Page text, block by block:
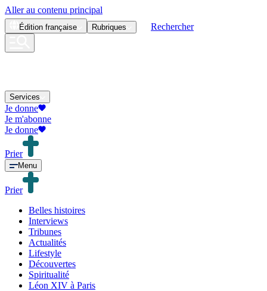
Aller au contenu principal
Édition française Rubriques Rechercher
Services
Je donne
Je m'abonne
Je donne
Prier
Menu
Prier
Belles histoires
Interviews
Tribunes
Actualités
Lifestyle
Découvertes
Spiritualité
Léon XIV à Paris